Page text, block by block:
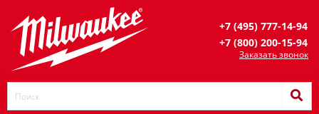
+7 (495) 777-14-94
+7 (800) 200-15-94
Заказать звонок